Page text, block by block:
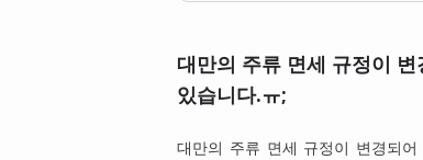
대만의 주류 면세 규정이
있습니다.ㅠ;
대만의 주류 면세 규정이 변경되